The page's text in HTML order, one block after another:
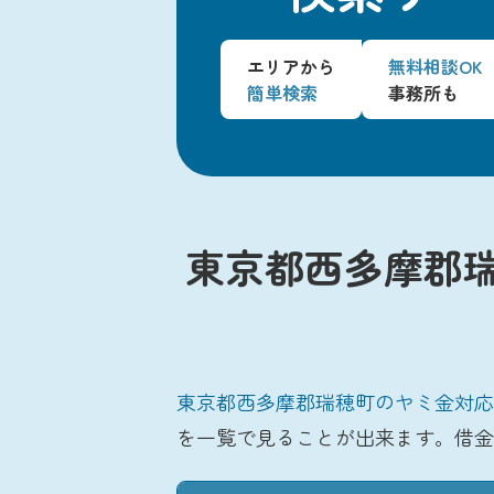
エリアから
簡単検索
無料相談OK
事務所も
東京都西多摩郡
東京都西多摩郡瑞穂町のヤミ金対
を一覧で見ることが出来ます。借